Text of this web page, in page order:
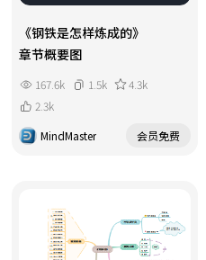
《钢铁是怎样炼成的》
章节概要图
167.6k 1.5k
4.3k
2.3k
MindMaster
会员免费